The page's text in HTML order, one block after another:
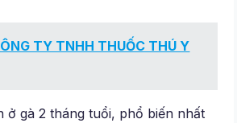
TY TNHH THUỐC THÚ Y
ở gà 2 tháng tuổi, phổ biến nhất